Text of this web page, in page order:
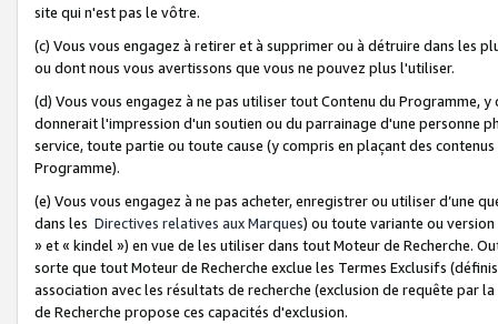
site qui n'est pas le vôtre.
(c) Vous vous engagez à retirer et à supprimer ou à détruire dans les
ou dont nous vous avertissons que vous ne pouvez plus l'utiliser.
(d) Vous vous engagez à ne pas utiliser tout Contenu du Programme,
donnerait l'impression d'un soutien ou du parrainage d'une personne
service, toute partie ou toute cause (y compris en plaçant des
Programme).
(e) Vous vous engagez à ne pas acheter, enregistrer ou utiliser d’une
dans les Directives relatives aux Marques) ou toute variante ou
» et « kindel ») en vue de les utiliser dans tout Moteur de Recherche.
sorte que tout Moteur de Recherche exclue les Termes Exclusifs
association avec les résultats de recherche (exclusion de requête
de Recherche propose ces capacités d'exclusion.